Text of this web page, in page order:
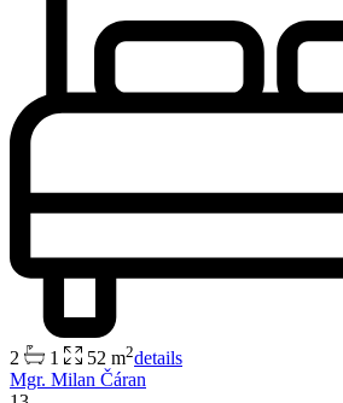
2 1 52 m2details
Mgr. Milan Čáran